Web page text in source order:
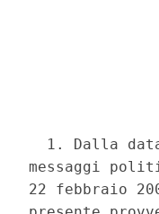
1. Dalla
messaggi
22 febbraio